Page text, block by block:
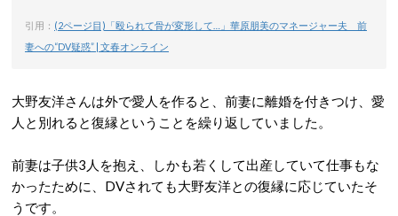
引用： (2ページ目)「殴られて骨が変形して…」華原朋美のマネージャー夫 前
妻への“DV疑惑” | 文春オンライン
大野友洋さんは外で愛人を作ると、前妻に離婚を付きつけ、愛
人と別れると復縁ということを繰り返していました。
前妻は子供3人を抱え、しかも若くして出産していて仕事もな
かったために、DVされても大野友洋との復縁に応じていたそ
うです。